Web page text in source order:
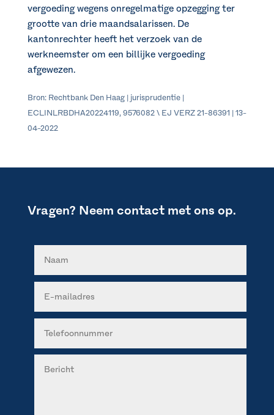
vergoeding wegens onregelmatige opzegging ter
grootte van drie maandsalarissen. De
kantonrechter heeft het verzoek van de
werkneemster om een billijke vergoeding
afgewezen.
Bron: Rechtbank Den Haag | jurisprudentie |
ECLINLRBDHA20224119, 9576082 \ EJ VERZ 21-86391 | 13-
04-2022
Vragen? Neem contact met ons op.